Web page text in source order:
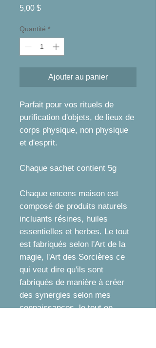
5,00 $Prix
Quantité *
Ajouter au panier
Parfait pour vos rituels de
purification d'objets, de lieux de
corps physique, non physique
et d'esprit.
Chaque sachet contient 5g
Chaque encens maison est
composé de produits naturels
incluants résines, huiles
essentielles et herbes. Le tout
est fabriqués selon l'Art de la
magie, l'Art des Sorcières ce
qui veut dire qu'ils sont
fabriqués de manière à créer
des synergies selon mes
connaissances, le tout en